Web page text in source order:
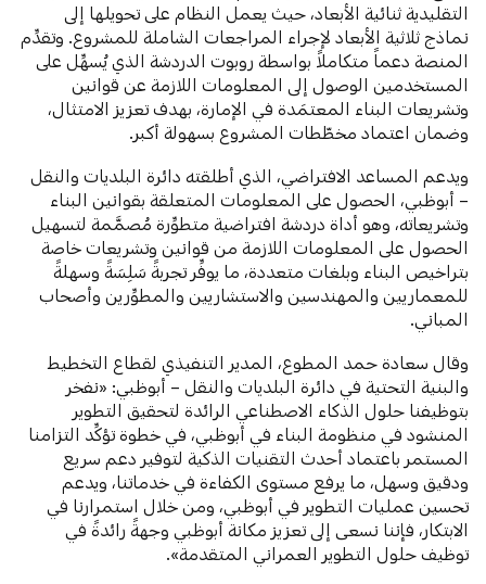
التقليدية ثنائية الأبعاد، حيث يعمل النظام على تحويلها إلى
نماذج ثلاثية الأبعاد لإجراء المراجعات الشاملة للمشروع. وتقدِّم
المنصة دعماً متكاملاً بواسطة روبوت الدردشة الذي يُسهِّل على
المستخدمين الوصول إلى المعلومات اللازمة عن قوانين
وتشريعات البناء المعتمَدة في الإمارة، بهدف تعزيز الامتثال،
وضمان اعتماد مخطّطات المشروع بسهولة أكبر.
ويدعم المساعد الافتراضي، الذي أطلقته دائرة البلديات والنقل
– أبوظبي، الحصول على المعلومات المتعلقة بقوانين البناء
وتشريعاته، وهو أداة دردشة افتراضية متطوِّرة مُصمَّمة لتسهيل
الحصول على المعلومات اللازمة من قوانين وتشريعات خاصة
بتراخيص البناء وبلغات متعددة، ما يوفِّر تجربةً سَلِسَةً وسهلةً
للمعماريين والمهندسين والاستشاريين والمطوِّرين وأصحاب
المباني.
وقال سعادة حمد المطوع، المدير التنفيذي لقطاع التخطيط
والبنية التحتية في دائرة البلديات والنقل – أبوظبي: «نفخر
بتوظيفنا حلول الذكاء الاصطناعي الرائدة لتحقيق التطوير
المنشود في منظومة البناء في أبوظبي، في خطوة تؤكِّد التزامنا
المستمر باعتماد أحدث التقنيات الذكية لتوفير دعم سريع
ودقيق وسهل، ما يرفع مستوى الكفاءة في خدماتنا، ويدعم
تحسين عمليات التطوير في أبوظبي، ومن خلال استمرارنا في
الابتكار، فإننا نسعى إلى تعزيز مكانة أبوظبي وجهةً رائدةً في
توظيف حلول التطوير العمراني المتقدمة».